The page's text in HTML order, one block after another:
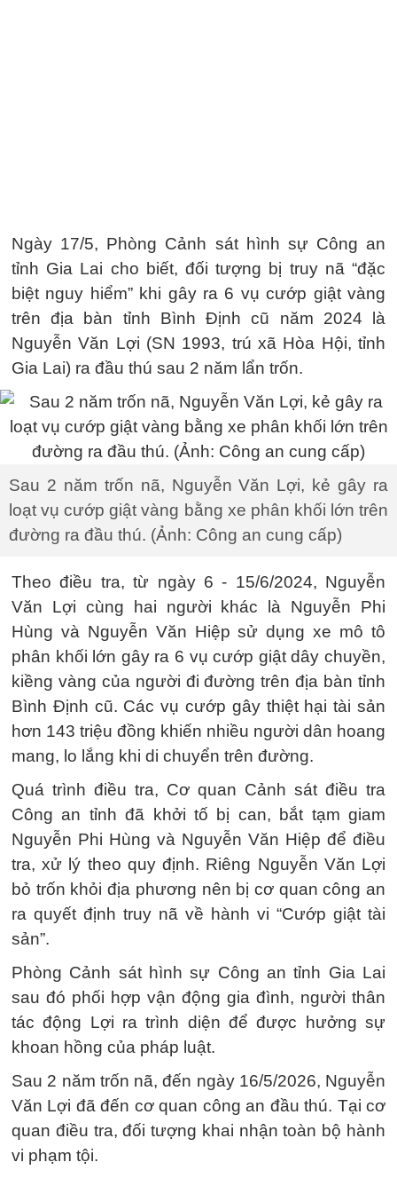
Ngày 17/5, Phòng Cảnh sát hình sự Công an
tỉnh Gia Lai cho biết, đối tượng bị truy nã “đặc
biệt nguy hiểm” khi gây ra 6 vụ cướp giật vàng
trên địa bàn tỉnh Bình Định cũ năm 2024 là
Nguyễn Văn Lợi (SN 1993, trú xã Hòa Hội, tỉnh
Gia Lai) ra đầu thú sau 2 năm lẩn trốn.
Sau 2 năm trốn nã, Nguyễn Văn Lợi, kẻ gây ra
loạt vụ cướp giật vàng bằng xe phân khối lớn trên
đường ra đầu thú. (Ảnh: Công an cung cấp)
Theo điều tra, từ ngày 6 - 15/6/2024, Nguyễn
Văn Lợi cùng hai người khác là Nguyễn Phi
Hùng và Nguyễn Văn Hiệp sử dụng xe mô tô
phân khối lớn gây ra 6 vụ cướp giật dây chuyền,
kiềng vàng của người đi đường trên địa bàn tỉnh
Bình Định cũ. Các vụ cướp gây thiệt hại tài sản
hơn 143 triệu đồng khiến nhiều người dân hoang
mang, lo lắng khi di chuyển trên đường.
Quá trình điều tra, Cơ quan Cảnh sát điều tra
Công an tỉnh đã khởi tố bị can, bắt tạm giam
Nguyễn Phi Hùng và Nguyễn Văn Hiệp để điều
tra, xử lý theo quy định. Riêng Nguyễn Văn Lợi
bỏ trốn khỏi địa phương nên bị cơ quan công an
ra quyết định truy nã về hành vi “Cướp giật tài
sản”.
Phòng Cảnh sát hình sự Công an tỉnh Gia Lai
sau đó phối hợp vận động gia đình, người thân
tác động Lợi ra trình diện để được hưởng sự
khoan hồng của pháp luật.
Sau 2 năm trốn nã, đến ngày 16/5/2026, Nguyễn
Văn Lợi đã đến cơ quan công an đầu thú. Tại cơ
quan điều tra, đối tượng khai nhận toàn bộ hành
vi phạm tội.